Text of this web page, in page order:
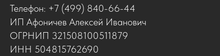
Телефон: +7 (499) 840-66-44
ИП Афоничев Алексей Иванович
ОГРНИП 321508100511879
ИНН 504815762690